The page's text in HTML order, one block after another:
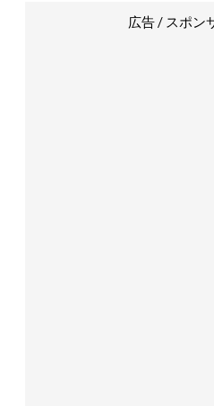
広告 / スポン